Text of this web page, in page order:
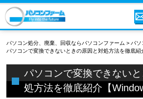
パソコン処分、廃棄、回収ならパソコンファーム> パソ
パソコンで変換できないときの原因と対処方法を徹底紹
パソコンで変換できない
処方法を徹底紹介【